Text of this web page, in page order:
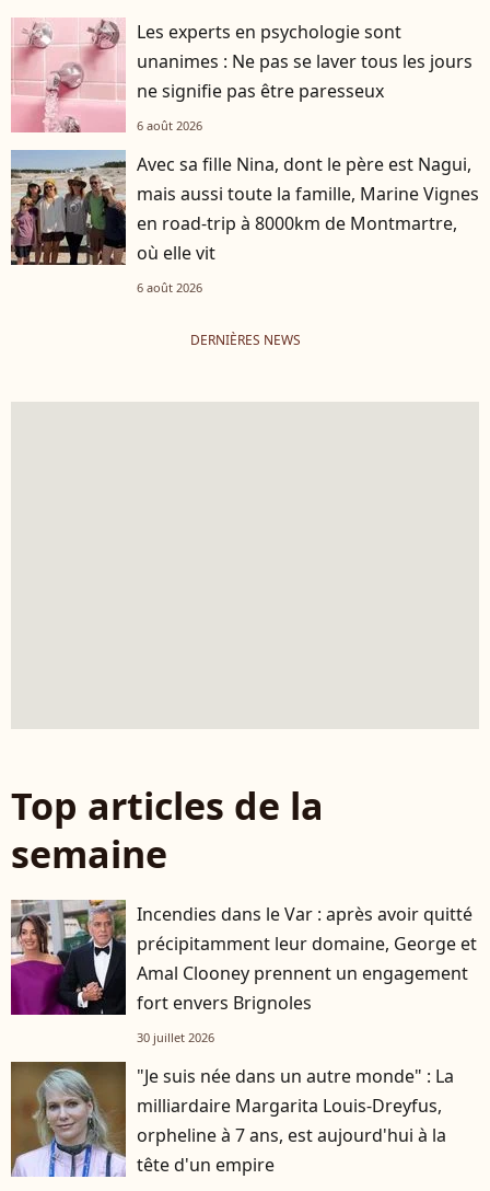
Les experts en psychologie sont
unanimes : Ne pas se laver tous les jours
ne signifie pas être paresseux
6 août 2026
Avec sa fille Nina, dont le père est Nagui,
mais aussi toute la famille, Marine Vignes
en road-trip à 8000km de Montmartre,
où elle vit
6 août 2026
DERNIÈRES NEWS
Top articles de la
semaine
Incendies dans le Var : après avoir quitté
précipitamment leur domaine, George et
Amal Clooney prennent un engagement
fort envers Brignoles
30 juillet 2026
"Je suis née dans un autre monde" : La
milliardaire Margarita Louis-Dreyfus,
orpheline à 7 ans, est aujourd'hui à la
tête d'un empire